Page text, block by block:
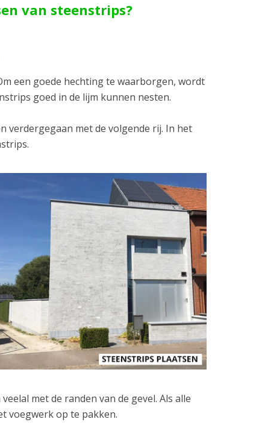
van steenstrips?
een goede hechting te waarborgen, wordt
goed in de lijm kunnen nesten.
verdergegaan met de volgende rij. In het
met de randen van de gevel. Als alle
voegwerk op te pakken.